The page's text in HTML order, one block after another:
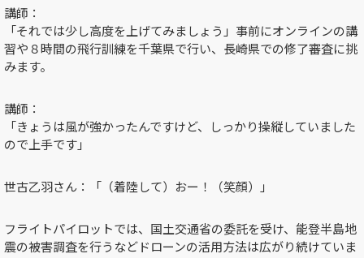
講師：
「それでは少し高度を上げてみましょう」事前にオンラインの講
習や８時間の飛行訓練を千葉県で行い、長崎県での修了審査に挑
みます。
講師：
「きょうは風が強かったんですけど、しっかり操縦していました
ので上手です」
世古乙羽さん：「（着陸して）おー！（笑顔）」
フライトパイロットでは、国土交通省の委託を受け、能登半島地
震の被害調査を行うなどドローンの活用方法は広がり続けていま